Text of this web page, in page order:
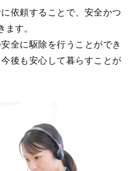
依頼することで、安全かつ
す。
全に駆除を行うことができ
後も安心して暮らすことが